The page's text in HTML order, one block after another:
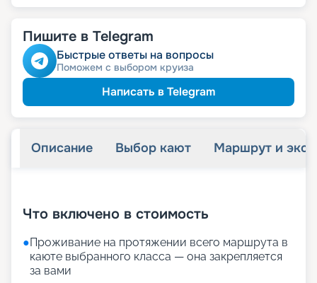
Пишите в Telegram
Быстрые ответы на вопросы
Поможем с выбором круиза
Написать в Telegram
Описание Выбор кают Маршрут и
Что включено в стоимость
●Проживание на протяжении всего маршрута в
каюте выбранного класса — она закрепляется
за вами